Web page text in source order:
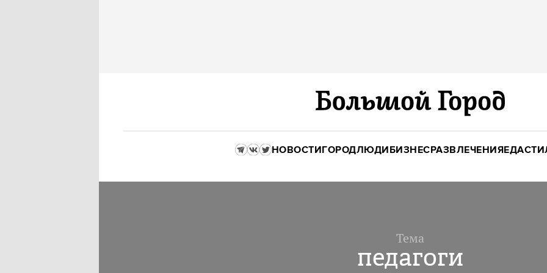
НОВОСТИГОРОДЛЮДИБИЗНЕСРАЗВЛЕЧЕНИЯЕДА
Тема
педагоги